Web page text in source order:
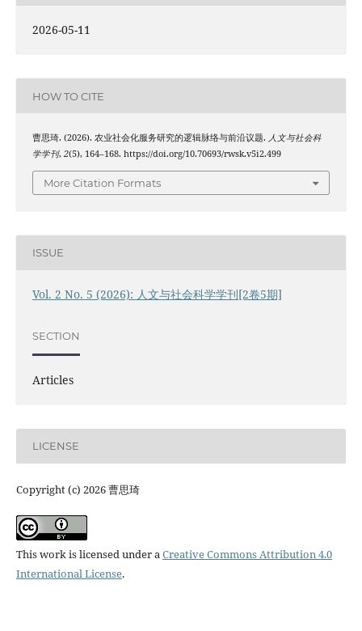
2026-05-11
HOW TO CITE
曹思琦. (2026). 农业社会化服务研究的逻辑脉络与前沿议题. 人文与社会科
学学刊, 2(5), 164–168. https://doi.org/10.70693/rwsk.v5i2.499
More Citation Formats
ISSUE
Vol. 2 No. 5 (2026): 人文与社会科学学刊[2卷5期]
SECTION
Articles
LICENSE
Copyright (c) 2026 曹思琦
This work is licensed under aCreative Commons Attribution 4.0
International License.